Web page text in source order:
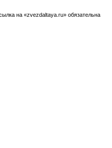
на «zvezdaltaya.ru» обязательна